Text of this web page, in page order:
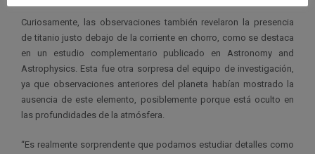
Curiosamente, las observaciones también revelaron la presencia
de titanio justo debajo de la corriente en chorro, como se destaca
en un estudio complementario publicado en Astronomy and
Astrophysics. Esta fue otra sorpresa del equipo de investigación,
ya que observaciones anteriores del planeta habían mostrado la
ausencia de este elemento, posiblemente porque está oculto en
las profundidades de la atmósfera.
“Es realmente sorprendente que podamos estudiar detalles como